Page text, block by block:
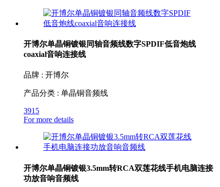
开博尔单晶铜镀银同轴音频线数字SPDIF低音炮线
coaxial音响连接线
品牌 : 开博尔
产品分类 : 单晶铜音频线
3915
For more details
开博尔单晶铜镀银3.5mm转RCA双莲花线手机电脑连接
功放音响音频线